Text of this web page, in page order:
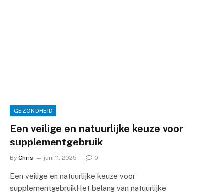
GEZONDHEID
Een veilige en natuurlijke keuze voor
supplementgebruik
By Chris juni 11, 2025 0
Een veilige en natuurlijke keuze voor
supplementgebruikHet belang van natuurlijke